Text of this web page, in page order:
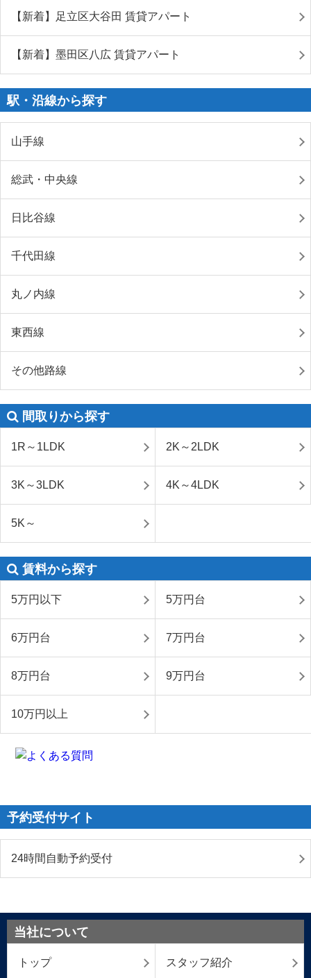
【新着】足立区大谷田 賃貸アパート
【新着】墨田区八広 賃貸アパート
駅・沿線から探す
山手線
総武・中央線
日比谷線
千代田線
丸ノ内線
東西線
その他路線
間取りから探す
1R～1LDK 2K～2LDK
3K～3LDK 4K～4LDK
5K～
賃料から探す
5万円以下 5万円台
6万円台 7万円台
8万円台 9万円台
10万円以上
予約受付サイト
24時間自動予約受付
当社について
トップ スタッフ紹介